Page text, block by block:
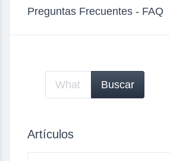
Preguntas Frecuentes - FAQ
Artículos